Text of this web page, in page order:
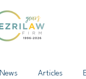
News Articles